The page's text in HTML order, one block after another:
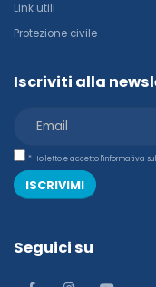
Link utili
Protezione civile
Iscriviti alla
* Ho letto e accetto l'informativa
ISCRIVIMI
Seguici su